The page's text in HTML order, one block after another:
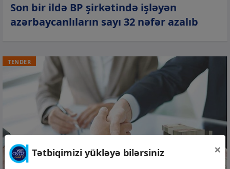
Son bir ildə BP şirkətində işləyən
azərbaycanlıların sayı 32 nəfər azalıb
TENDER
Tətbiqimizi yükləyə bilərsiniz ×